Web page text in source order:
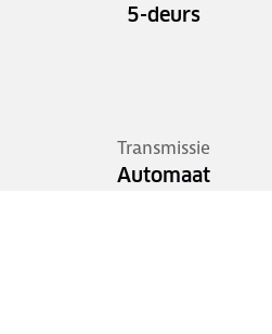
5-deurs
Transmissie
Automaat